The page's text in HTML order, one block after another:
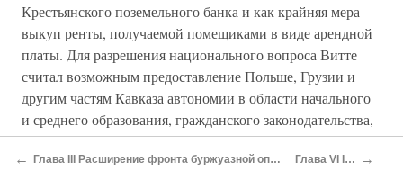
Крестьянского поземельного банка и как крайняя мера
выкуп ренты, получаемой помещиками в виде арендной
платы. Для разрешения национального вопроса Витте
считал возможным предоставление Польше, Грузии и
другим частям Кавказа автономии в области начального
и среднего образования, гражданского законодательства,
низшего суда, обложения на местные нужды, содержания
полицейской охраны и т. п.
← Глава III Расширение фронта буржуазной оппозиции летом 1905 г Глава VI I ДУМА →